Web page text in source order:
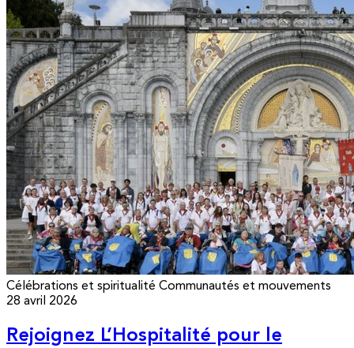
Célébrations et spiritualité Communautés et mouvements
28 avril 2026
Rejoignez L’Hospitalité pour le